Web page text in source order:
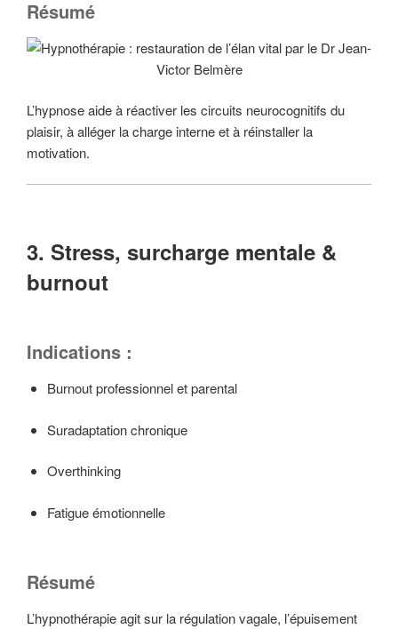
Résumé
L’hypnose aide à réactiver les circuits neurocognitifs du
plaisir, à alléger la charge interne et à réinstaller la
motivation.
3. Stress, surcharge mentale &
burnout
Indications :
Burnout professionnel et parental
Suradaptation chronique
Overthinking
Fatigue émotionnelle
Résumé
L’hypnothérapie agit sur la régulation vagale, l’épuisement